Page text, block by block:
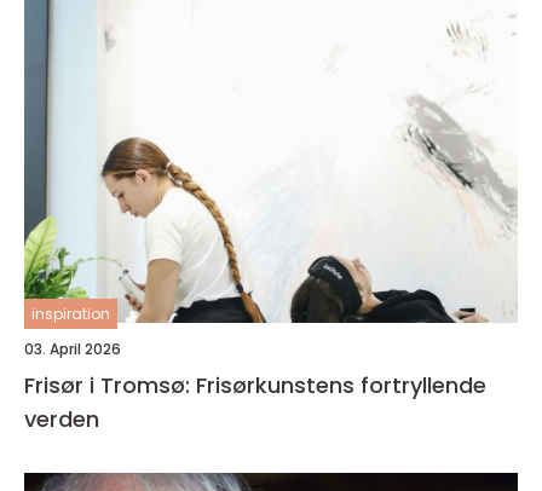
inspiration
03. April 2026
Frisør i Tromsø: Frisørkunstens fortryllende
verden